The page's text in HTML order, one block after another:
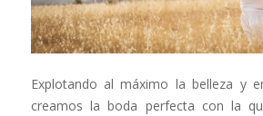
Explotando al máximo la belleza y
creamos la boda perfecta con la